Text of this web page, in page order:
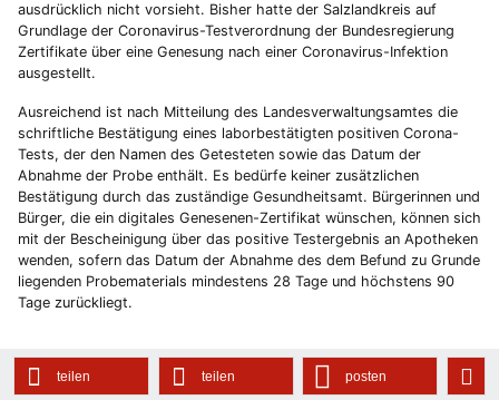
ausdrücklich nicht vorsieht. Bisher hatte der Salzlandkreis auf
Grundlage der Coronavirus-Testverordnung der Bundesregierung
Zertifikate über eine Genesung nach einer Coronavirus-Infektion
ausgestellt.
Ausreichend ist nach Mitteilung des Landesverwaltungsamtes die
schriftliche Bestätigung eines laborbestätigten positiven Corona-
Tests, der den Namen des Getesteten sowie das Datum der
Abnahme der Probe enthält. Es bedürfe keiner zusätzlichen
Bestätigung durch das zuständige Gesundheitsamt. Bürgerinnen und
Bürger, die ein digitales Genesenen-Zertifikat wünschen, können sich
mit der Bescheinigung über das positive Testergebnis an Apotheken
wenden, sofern das Datum der Abnahme des dem Befund zu Grunde
liegenden Probematerials mindestens 28 Tage und höchstens 90
Tage zurückliegt.
teilen teilen posten